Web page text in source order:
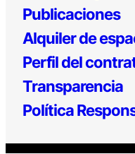
Publicaciones
Alquiler de
Perfil del
Transparencia
Política